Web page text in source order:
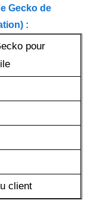
Gecko de
:
pour
client